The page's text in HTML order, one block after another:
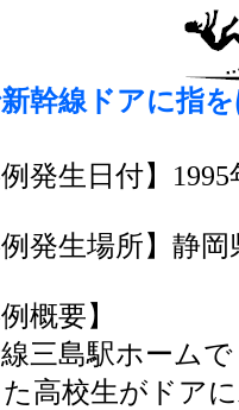
幹線ドアに指
例発生日付】
例発生場所】静
例概要】
三島駅ホーム
た高校生がドア